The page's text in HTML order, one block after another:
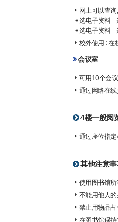
网上可以查
* 选电子资料 –
* 选电子资料 –
校外使用 : 在
会议室
可用10个会
通过网络在
4楼一般阅
通过座位指
其他注意事
使用图书馆
不能用他人
禁止用物品占
在图书馆保持